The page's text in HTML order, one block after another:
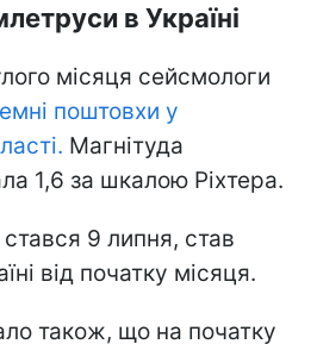
в Україні
місяця сейсмологи
поштовхи у
Магнітуда
1,6 за шкалою Ріхтера.
9 липня, став
від початку місяця.
також, що на початку